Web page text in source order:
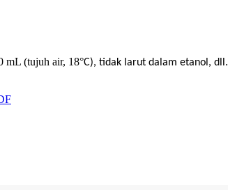
mL (tujuh air, 18°C), tidak larut dalam etanol, dll.